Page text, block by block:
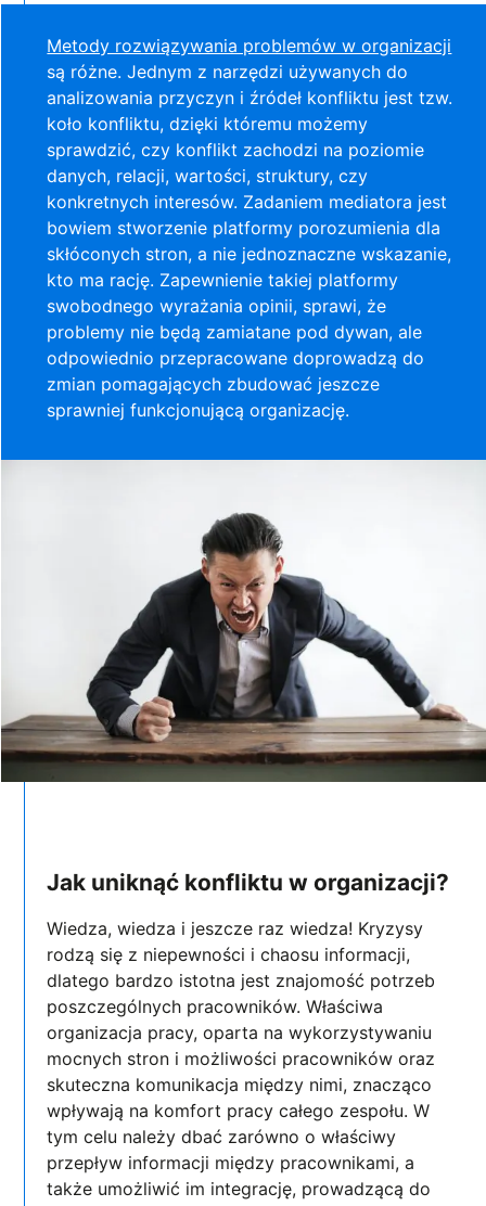
Metody rozwiązywania problemów w organizacji
są różne. Jednym z narzędzi używanych do
analizowania przyczyn i źródeł konfliktu jest tzw.
koło konfliktu, dzięki któremu możemy
sprawdzić, czy konflikt zachodzi na poziomie
danych, relacji, wartości, struktury, czy
konkretnych interesów. Zadaniem mediatora jest
bowiem stworzenie platformy porozumienia dla
skłóconych stron, a nie jednoznaczne wskazanie,
kto ma rację. Zapewnienie takiej platformy
swobodnego wyrażania opinii, sprawi, że
problemy nie będą zamiatane pod dywan, ale
odpowiednio przepracowane doprowadzą do
zmian pomagających zbudować jeszcze
sprawniej funkcjonującą organizację.
Jak uniknąć konfliktu w organizacji?
Wiedza, wiedza i jeszcze raz wiedza! Kryzysy
rodzą się z niepewności i chaosu informacji,
dlatego bardzo istotna jest znajomość potrzeb
poszczególnych pracowników. Właściwa
organizacja pracy, oparta na wykorzystywaniu
mocnych stron i możliwości pracowników oraz
skuteczna komunikacja między nimi, znacząco
wpływają na komfort pracy całego zespołu. W
tym celu należy dbać zarówno o właściwy
przepływ informacji między pracownikami, a
także umożliwić im integrację, prowadzącą do